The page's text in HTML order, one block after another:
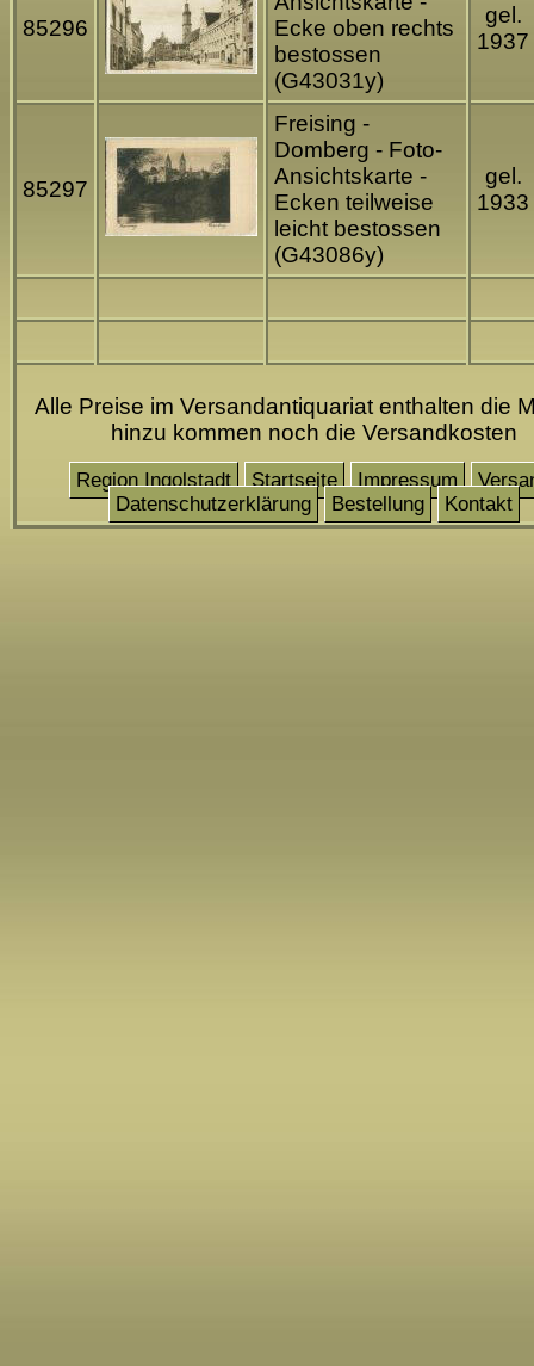
85296
Ecke oben rechts
bestossen
(G43031y)
gel.
1937
85297
Freising -
Domberg - Foto-
Ansichtskarte -
Ecken teilweise
leicht bestossen
(G43086y)
gel.
1933
Alle Preise im Versandantiquariat enthalten die
hinzu kommen noch die Versandkosten
Region Ingolstadt Startseite Impressum
Datenschutzerklärung
Bestellung Kontakt